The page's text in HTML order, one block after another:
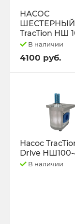
НАСОС
ШЕСТЕРНЫЙ
TracTion НШ
В наличии
4100 руб.
Насос
Drive
В наличии
Свободный код
СЕЛЬХОЗ-
ТО-49 , ТО-30.
Трактор ДТ-
Трактор ДТ-